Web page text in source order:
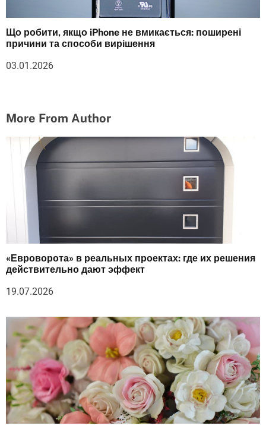
Що робити, якщо iPhone не вмикається: поширені
причини та способи вирішення
03.01.2026
More From Author
«Евроворота» в реальных проектах: где их решения
действительно дают эффект
19.07.2026